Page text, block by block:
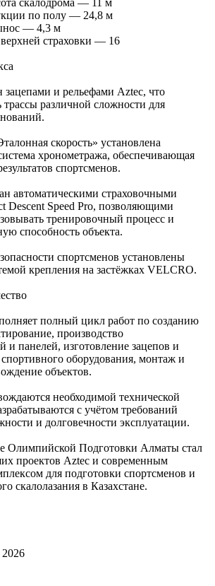
скалодрома — 11 м
по полу — 24,8 м
— 4,3 м
верхней страховки — 16
и рельефами Aztec, что
трассы различной сложности для
скорость» установлена
хронометража, обеспечивающая
спортсменов.
автоматическими страховочными
Descent Speed Pro, позволяющими
тренировочный процесс и
способность объекта.
спортсменов установлены
крепления на застёжках VELCRO.
полный цикл работ по созданию
производство
и панелей, изготовление зацепов и
оборудования, монтаж и
объектов.
необходимой технической
с учётом требований
и долговечности эксплуатации.
Олимпийской Подготовки Алматы стал
проектов Aztec и современным
для подготовки спортсменов и
скалолазания в Казахстане.
2026